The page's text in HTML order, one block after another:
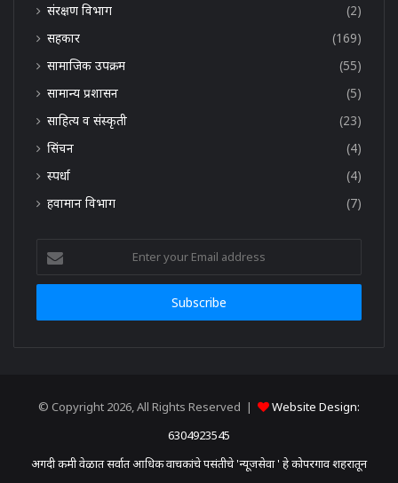
संरक्षण विभाग
(2)
सहकार
(169)
सामाजिक उपक्रम
(55)
सामान्य प्रशासन
(5)
साहित्य व संस्कृती
(23)
सिंचन
(4)
स्पर्धा
(4)
हवामान विभाग
(7)
your
Email
© Copyright 2026, All Rights Reserved |
Website Design:
6304923545
अगदी कमी वेळात सर्वात आधिक वाचकांचे पसंतीचे 'न्यूजसेवा ' हे कोपरगाव शहरातून